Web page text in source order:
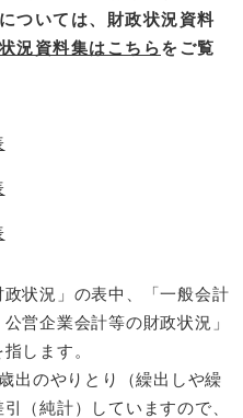
いては、財政状況資料
況資料集はこちらをご覧
状況」の表中、「一般会計
営企業会計等の財政状況」
します。
出のやりとり（繰出しや繰
（純計）していますので、